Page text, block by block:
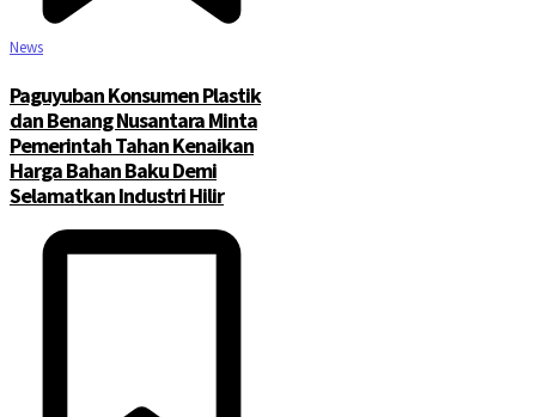
News
Paguyuban Konsumen Plastik
dan Benang Nusantara Minta
Pemerintah Tahan Kenaikan
Harga Bahan Baku Demi
Selamatkan Industri Hilir